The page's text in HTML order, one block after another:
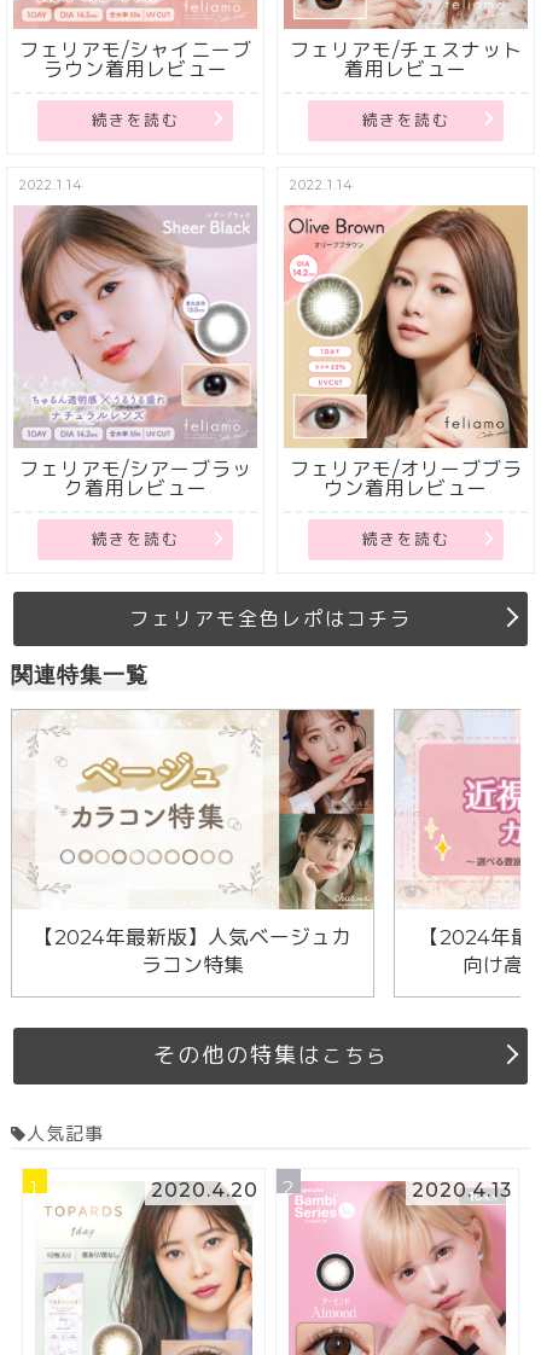
フェリアモ/シャイニーブ
ラウン着用レビュー
続きを読む
フェリアモ/チェスナット
着用レビュー
続きを読む
2022.1.14
フェリアモ/シアーブラッ
ク着用レビュー
続きを読む
2022.1.14
フェリアモ/オリーブブラ
ウン着用レビュー
続きを読む
フェリアモ全色レポはコチラ
関連特集一覧
【2024年最新版】人気ベージュカ
ラコン特集
【2024年
向け高
その他の特集は こちら
人気記事
1 2020.4.20 2 2020.4.13